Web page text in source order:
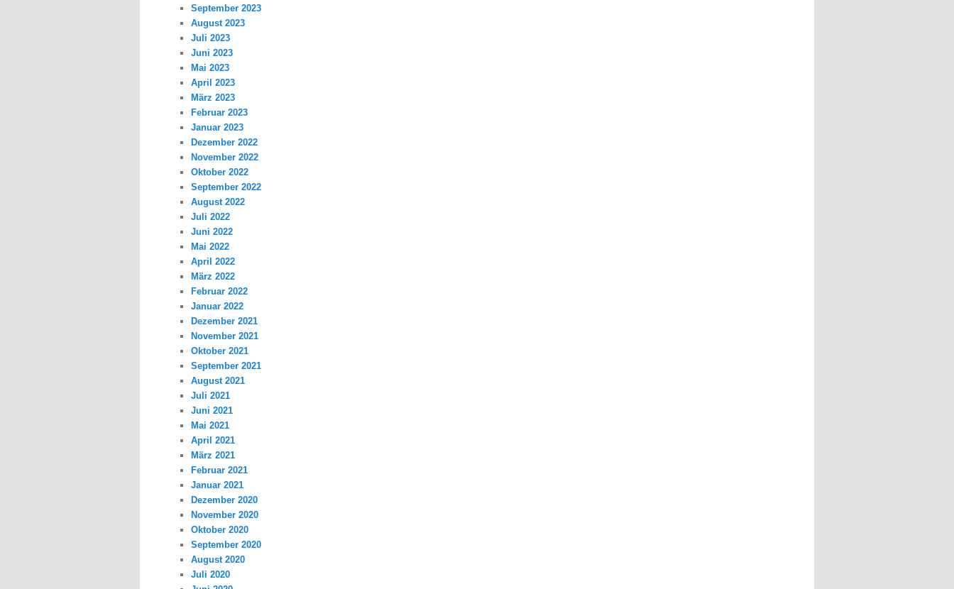
September 2023
August 2023
Juli 2023
Juni 2023
Mai 2023
April 2023
März 2023
Februar 2023
Januar 2023
Dezember 2022
November 2022
Oktober 2022
September 2022
August 2022
Juli 2022
Juni 2022
Mai 2022
April 2022
März 2022
Februar 2022
Januar 2022
Dezember 2021
November 2021
Oktober 2021
September 2021
August 2021
Juli 2021
Juni 2021
Mai 2021
April 2021
März 2021
Februar 2021
Januar 2021
Dezember 2020
November 2020
Oktober 2020
September 2020
August 2020
Juli 2020